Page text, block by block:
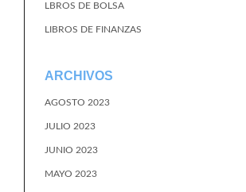
LBROS DE BOLSA
LIBROS DE FINANZAS
ARCHIVOS
AGOSTO 2023
JULIO 2023
JUNIO 2023
MAYO 2023